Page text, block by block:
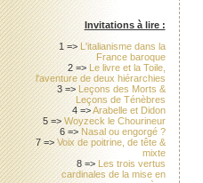
Invitations à lire :
1 => L'italianisme dans la
France baroque
2 => Le livre et la Toile,
l'aventure de deux hiérarchies
3 => Leçons des Morts &
Leçons de Ténèbres
4 =>Arabelle et Didon
5 =>Woyzeck le Chourineur
6 => Nasal ou engorgé ?
7 =>Voix de poitrine, de tête &
mixte
8 => Les trois vertus
cardinales de la mise en